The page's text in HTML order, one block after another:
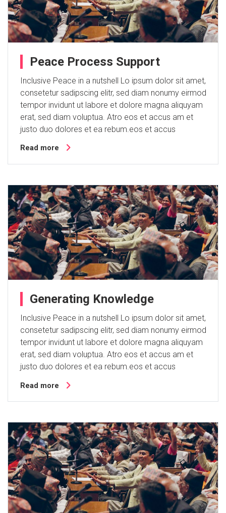
Peace Process Support
Inclusive Peace in a nutshell Lo ipsum dolor sit amet,
consetetur sadipscing elitr, sed diam nonumy eirmod
tempor invidunt ut labore et dolore magna aliquyam
erat, sed diam voluptua. Atro eos et accus am et
justo duo dolores et ea rebum.eos et accus
Read more
Generating Knowledge
Inclusive Peace in a nutshell Lo ipsum dolor sit amet,
consetetur sadipscing elitr, sed diam nonumy eirmod
tempor invidunt ut labore et dolore magna aliquyam
erat, sed diam voluptua. Atro eos et accus am et
justo duo dolores et ea rebum.eos et accus
Read more